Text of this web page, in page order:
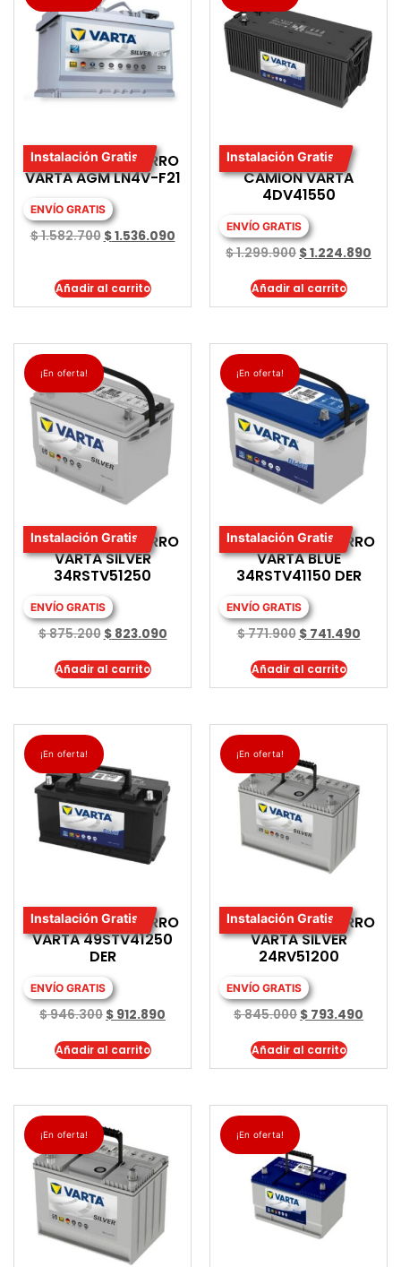
Instalación Gratis
BATERIA PARA CARRO
VARTA AGM LN4V-F21
ENVÍO GRATIS
$1.582.700 $1.536.090
Añadir al carrito
Instalación Gratis
BATERIA PARA
CAMION VARTA
4DV41550
ENVÍO GRATIS
$1.299.900 $1.224.890
Añadir al carrito
¡En oferta!
Instalación Gratis
BATERIA PARA CARRO
VARTA SILVER
34RSTV51250
ENVÍO GRATIS
$875.200 $823.090
Añadir al carrito
¡En oferta!
Instalación Gratis
BATERIA PARA CARRO
VARTA BLUE
34RSTV41150 DER
ENVÍO GRATIS
$771.900 $741.490
Añadir al carrito
¡En oferta!
Instalación Gratis
BATERIA PARA CARRO
VARTA 49STV41250
DER
ENVÍO GRATIS
$946.300 $ 912.890
Añadir al carrito
¡En oferta!
Instalación Gratis
BATERIA PARA CARRO
VARTA SILVER
24RV51200
ENVÍO GRATIS
$845.000 $ 793.490
Añadir al carrito
¡En oferta! ¡En oferta!